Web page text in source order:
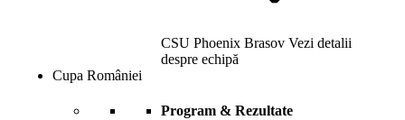
CSU Phoenix Brasov Vezi detalii
despre echipă
Cupa României
Program & Rezultate